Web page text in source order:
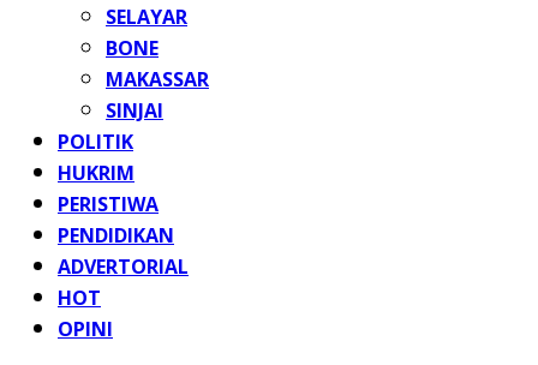
SELAYAR
BONE
MAKASSAR
SINJAI
POLITIK
HUKRIM
PERISTIWA
PENDIDIKAN
ADVERTORIAL
HOT
OPINI